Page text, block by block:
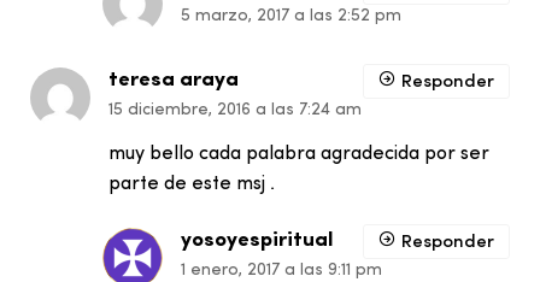
5 marzo, 2017 a las 2:52 pm
teresa araya
15 diciembre, 2016 a las 7:24 am
muy bello cada palabra agradecida por ser
parte de este msj .
Responder
yosoyespiritual
1 enero, 2017 a las 9:11 pm
Responder